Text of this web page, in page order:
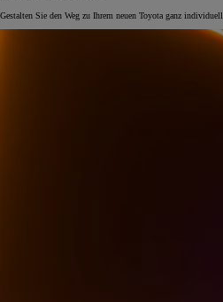
Gestalten Sie den Weg zu Ihrem neuen Toyota ganz individuell.